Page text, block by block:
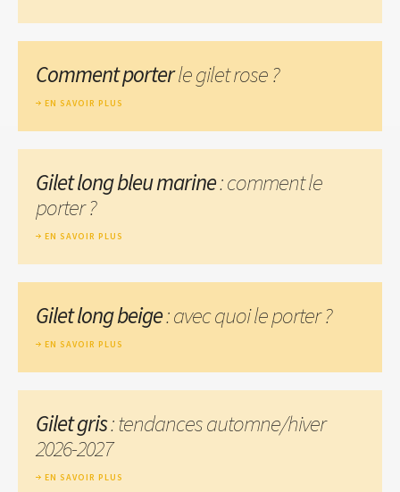
Comment porterle gilet rose ?
EN SAVOIR PLUS
Gilet long bleu marine: comment le
porter ?
EN SAVOIR PLUS
Gilet long beige: avec quoi le porter ?
EN SAVOIR PLUS
Gilet gris: tendances automne/hiver
2026-2027
EN SAVOIR PLUS